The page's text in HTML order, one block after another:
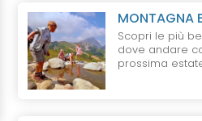
MONTAGNA
Scopri le più
dove andare
prossima